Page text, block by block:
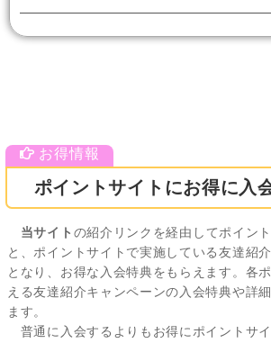
ポイントサイトにお得に入
当サイト の紹介リンクを経由してポイン
と、ポイントサイトで実施している友達紹
となり、お得な入会特典をもらえます。各
える友達紹介キャンペーンの入会特典や詳
ます。
普通に入会するよりもお得にポイントサ